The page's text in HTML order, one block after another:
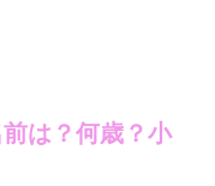
は？何歳？小